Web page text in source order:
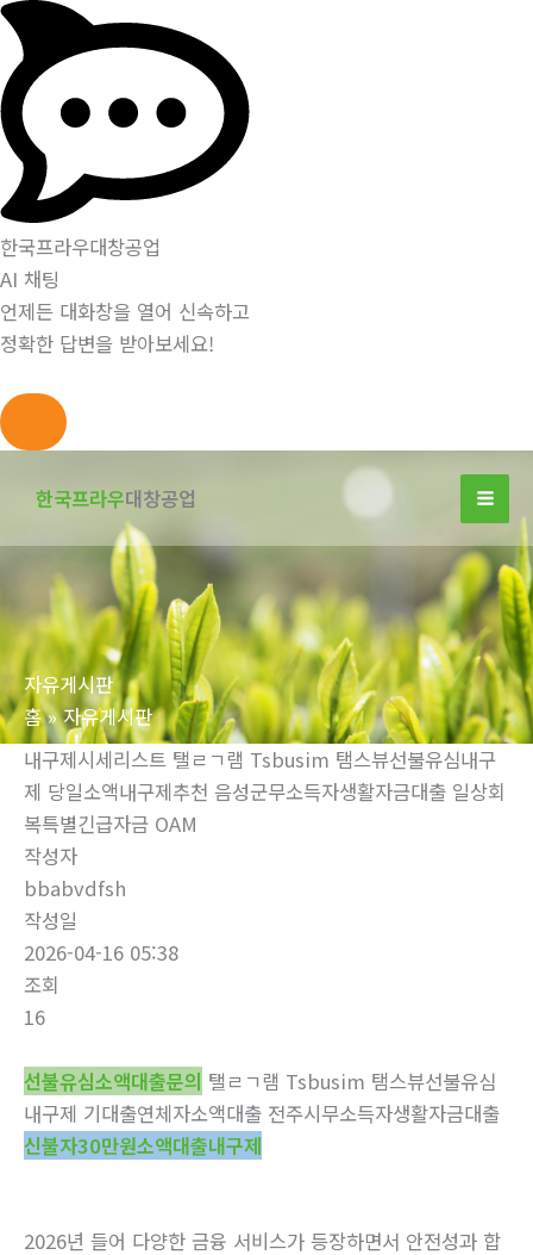
한국프라우대창공업
AI 채팅
언제든 대화창을 열어 신속하고
정확한 답변을 받아보세요!
너
뛰
기
한국프라우대창공업
자유게시판
홈
자유게시판
내구제시세리스트 탤ㄹㄱ램 Tsbusim 탬스뷰선불유심내구
제 당일소액내구제추천 음성군무소득자생활자금대출 일상회
복특별긴급자금 OAM
작성자
bbabvdfsh
작성일
2026-04-16 05:38
조회
16
선불유심소액대출문의 탤ㄹㄱ램 Tsbusim 탬스뷰선불유심
내구제 기대출연체자소액대출 전주시무소득자생활자금대출
신불자30만원소액대출내구제
2026년 들어 다양한 금융 서비스가 등장하면서 안전성과 합